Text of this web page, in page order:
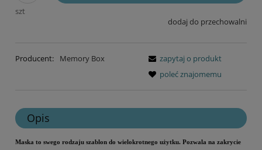
szt
dodaj do przechowalni
Producent: Memory Box
zapytaj o produkt
poleć znajomemu
Opis
Maska to swego rodzaju szablon do wielokrotnego użytku. Pozwala na zakrycie